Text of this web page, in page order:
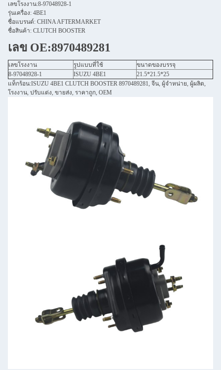
เลขโรงงาน:8-97048928-1
รุ่นเครื่อง: 4BE1
ชื่อแบรนด์: CHINA AFTERMARKET
ชื่อสินค้า: CLUTCH BOOSTER
เลข OE:8970489281
เลขโรงงาน รูปแบบที่ใช้
ขนาดของบรรจุ
8-97048928-1
ISUZU 4BE1
21.5*21.5*25
แท็กร้อน:ISUZU 4BE1 CLUTCH BOOSTER 8970489281, จีน, ผู้จําหน่าย, ผู้ผลิต,
โรงงาน, ปรับแต่ง, ขายส่ง, ราคาถูก, OEM